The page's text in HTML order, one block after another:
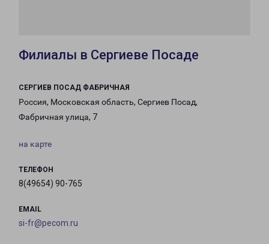
Филиалы в Сергиеве Посаде
СЕРГИЕВ ПОСАД ФАБРИЧНАЯ
Россия, Московская область, Сергиев Посад,
Фабричная улица, 7
на карте
ТЕЛЕФОН
8(49654) 90-765
EMAIL
si-fr@pecom.ru